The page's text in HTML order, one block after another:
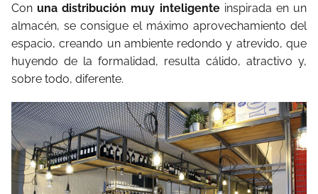
Conuna distribución muy inteligente inspirada en un
almacén, se consigue el máximo aprovechamiento del
espacio, creando un ambiente redondo y atrevido, que
huyendo de la formalidad, resulta cálido, atractivo y,
sobre todo, diferente.